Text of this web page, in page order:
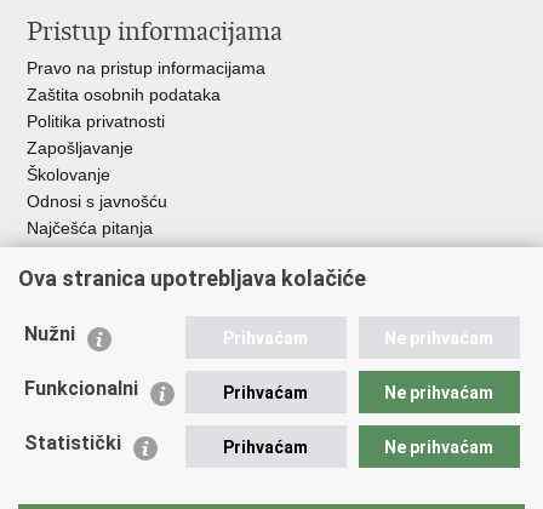
Pristup informacijama
Pravo na pristup informacijama
Zaštita osobnih podataka
Politika privatnosti
Zapošljavanje
Školovanje
Odnosi s javnošću
Najčešća pitanja
Važne poveznice
EMN Nacionalna kontaktna točka za Republiku Hrvatsku
Policijska akademija
Zaklada policijske solidarnosti
Sindikati
Ova stranica upotrebljava kolačiće
Nužni Prihvaćam Ne prihvaćam
Funkcionalni Prihvaćam Ne prihvaćam
Statistički Prihvaćam Ne prihvaćam